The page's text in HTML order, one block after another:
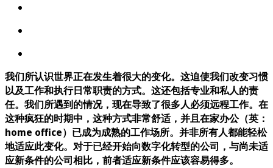
我们所认识世界正在发生着很大的变化。这迫使我们改变习惯
以及工作和执行日常职责的方式。这还包括专业和私人的责
任。我们所遇到的情况，现在导致了很多人必须远程工作。在
这种疯狂的时期中，这种方式非常舒适，并且在家办公（英：
home office）已成为成熟的工作场所。并非所有人都能轻松
地适应此变化。对于已经开始向数字化转型的公司，与尚未适
应新条件的公司相比，前者适应新条件应该容易得多。